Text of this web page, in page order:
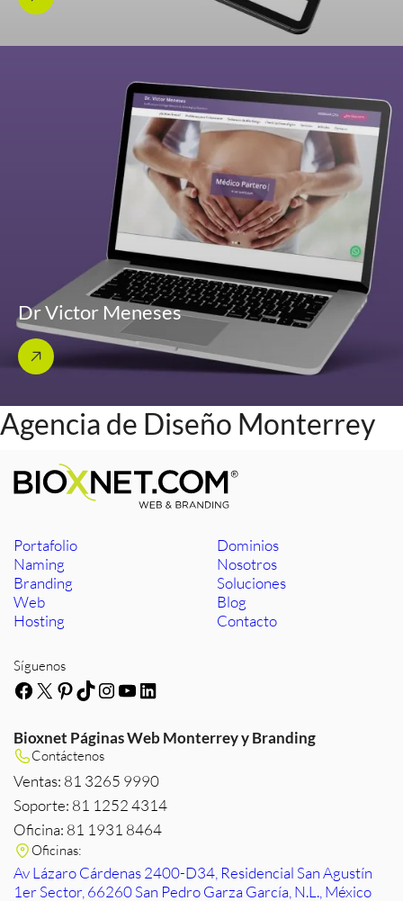
Dr Victor Meneses
Agencia de Diseño Monterrey
Portafolio
Naming
Branding
Web
Hosting
Dominios
Nosotros
Soluciones
Blog
Contacto
Síguenos
Facebook
X Pinterest
TikTok
Instagram
YouTube
LinkedIn
Bioxnet Páginas Web Monterrey y Branding
Contáctenos
Ventas: 81 3265 9990
Soporte: 81 1252 4314
Oficina: 81 1931 8464
Oficinas:
Av Lázaro Cárdenas 2400-D34, Residencial San Agustín
1er Sector, 66260 San Pedro Garza García, N.L., México